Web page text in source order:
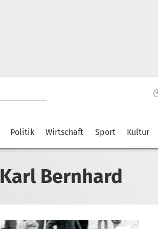
Politik Wirtschaft Sport Kultur
Karl Bernhard